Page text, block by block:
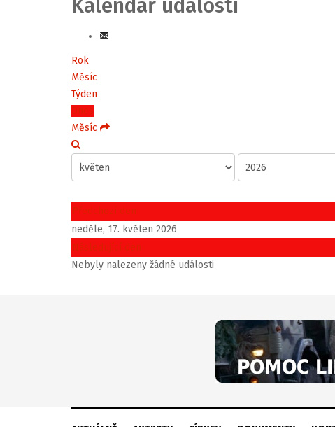
Kalendář událostí
Rok
Měsíc
Týden
Dnes
Měsíc
Předchozí den
neděle, 17. květen 2026
Následující den
Nebyly nalezeny žádné události